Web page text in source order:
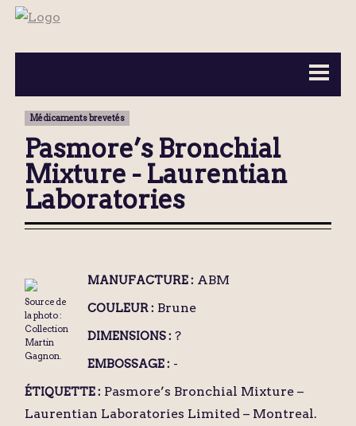
BOUTEILLES ▼
MA COLLECTION
CONTACT
Médicaments brevetés
Pasmore’s Bronchial
Mixture - Laurentian
Laboratories
Source de
la photo :
Collection
Martin
Gagnon.
MANUFACTURE : ABM
COULEUR : Brune
DIMENSIONS : ?
EMBOSSAGE : -
ÉTIQUETTE : Pasmore’s Bronchial Mixture –
Laurentian Laboratories Limited – Montreal.